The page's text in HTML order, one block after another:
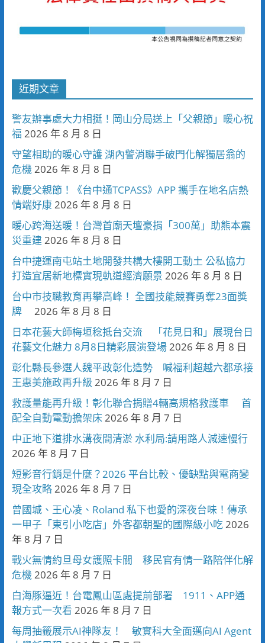
近期文章
警友辦事處大力相挺！岡山分局送上「父親節」暖心祝
福 2026 年 8 月 8 日
守望相助的暖心守護 湖內警消聯手破門化解獨居翁的
危機2026 年 8 月 8 日
歡慶父親節！《台中通TCPASS》APP 攜手在地名店熱
情端好康2026 年 8 月 8 日
暖心跨海送暖！台灣首廟天壇豪捐「300萬」助熊本震
災重建 2026 年 8 月 8 日
台中捷運南屯站土地開發共構大樓開工動土 公私協力
打造宜居新地標實現軌道經濟願景 2026 年 8 月 8 日
台中市技職教育再攀高峰！ 全國技能競賽勇奪23面獎
牌
2026 年 8 月 8 日
日本花藝大師梅垣稔抵台交流 「花見日和」展現台日
花藝文化魅力 8月8日精彩展演登場2026 年 8 月 8 日
彰化縣長參選人魏平政彰化造勢 喊福利超越六都承接
王惠美施政再升級 2026 年 8 月 7 日
救護量能再升級！彰化聯合捐贈4輛高規格救護車 首
配全自動電動擔架床2026 年 8 月 7 日
中正地下道排水溝夜間清淤 水利局:請用路人減速慢行
2026 年 8 月 7 日
短影音行銷是什麼？2026 平台比較、優缺點與電商變
現全攻略2026 年 8 月 7 日
曾國城、王心凌、Roland 私下也愛的深夜台味！傳承
一甲子「東引小吃店」外客都朝聖的國際級小吃2026
年 8 月 7 日
戰火無情約旦母女護照卡關 移民官有情一路陪伴化解
危機2026 年 8 月 7 日
白海豚逼近！台電鳳山區處提前部署 1911、APP通
報方式一次看 2026 年 8 月 7 日
每周抽籤展示AI神隊友！ 敏實科大全面邁向AI Agent